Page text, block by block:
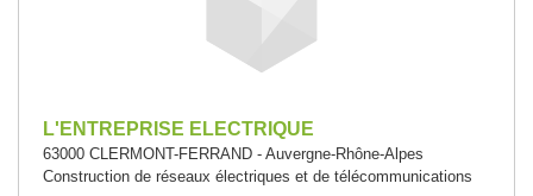
L'ENTREPRISE ELECTRIQUE
63000 CLERMONT-FERRAND - Auvergne-Rhône-Alpes
Construction de réseaux électriques et de télécommunications